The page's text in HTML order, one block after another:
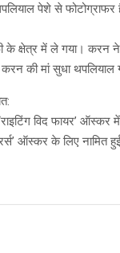
पेशे से
के क्षेत्र में ले गया।
की मां सुधा थपलियाल
विद फायर’ ऑस्कर
ऑस्कर के लिए